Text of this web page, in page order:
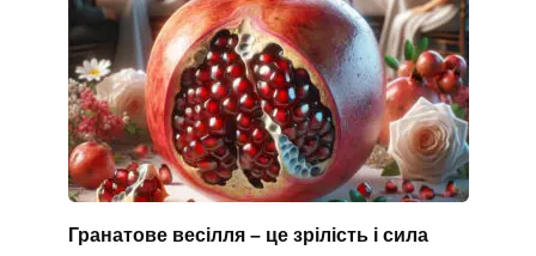
Гранатове весілля – це зрілість і сила